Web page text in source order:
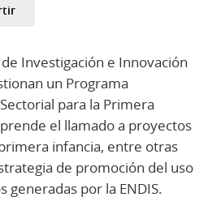
Investigación e Innovación
un Programa
para la Primera
el llamado a proyectos
infancia, entre otras
de promoción del uso
generadas por la ENDIS.